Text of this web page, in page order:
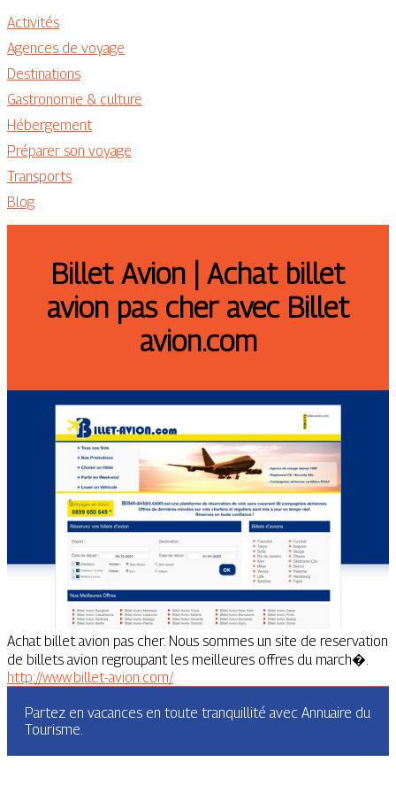
Activités
Agences de voyage
Destinations
Gastronomie & culture
Hébergement
Préparer son voyage
Transports
Blog
Billet Avion | Achat billet
avion pas cher avec Billet
avion.com
Achat billet avion pas cher. Nous sommes un site de reservation
de billets avion regroupant les meilleures offres du march�.
http://www.billet-avion.com/
Partez en vacances en toute tranquillité avec Annuaire du
Tourisme.